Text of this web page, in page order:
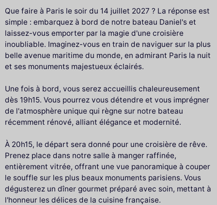
Que faire à Paris le soir du 14 juillet 2027 ? La réponse est
simple : embarquez à bord de notre bateau Daniel's et
laissez-vous emporter par la magie d'une croisière
inoubliable. Imaginez-vous en train de naviguer sur la plus
belle avenue maritime du monde, en admirant Paris la nuit
et ses monuments majestueux éclairés.
Une fois à bord, vous serez accueillis chaleureusement
dès 19h15. Vous pourrez vous détendre et vous imprégner
de l'atmosphère unique qui règne sur notre bateau
récemment rénové, alliant élégance et modernité.
À 20h15, le départ sera donné pour une croisière de rêve.
Prenez place dans notre salle à manger raffinée,
entièrement vitrée, offrant une vue panoramique à couper
le souffle sur les plus beaux monuments parisiens. Vous
dégusterez un dîner gourmet préparé avec soin, mettant à
l'honneur les délices de la cuisine française.